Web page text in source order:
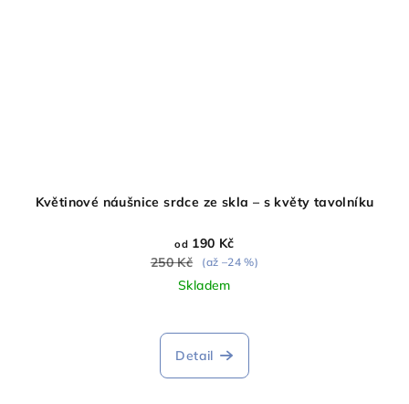
Květinové náušnice srdce ze skla – s květy tavolníku
od 190 Kč
250 Kč
(až –24 %)
Skladem
hodnocení
produktu
Detail